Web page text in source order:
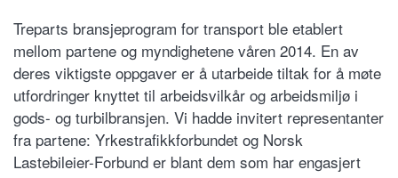
Treparts bransjeprogram for transport ble etablert
mellom partene og myndighetene våren 2014. En av
deres viktigste oppgaver er å utarbeide tiltak for å møte
utfordringer knyttet til arbeidsvilkår og arbeidsmiljø i
gods- og turbilbransjen. Vi hadde invitert representanter
fra partene: Yrkestrafikkforbundet og Norsk
Lastebileier-Forbund er blant dem som har engasjert